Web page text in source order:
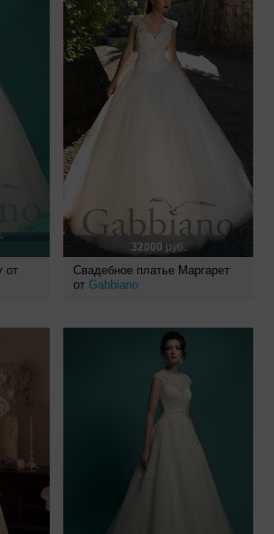
от
32000 руб.
Свадебное платье Маргарет
от Gabbiano